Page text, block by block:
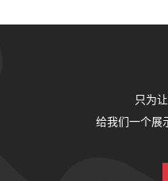
只为
给我们一个展